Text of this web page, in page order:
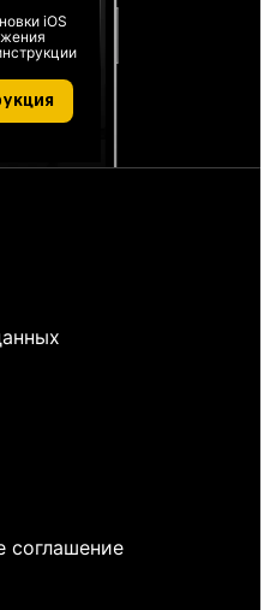
iOS
соглашение